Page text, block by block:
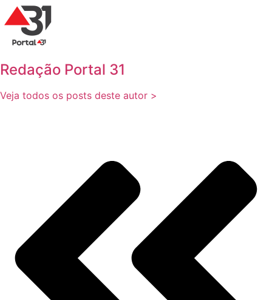
Redação Portal 31
Veja todos os posts deste autor >